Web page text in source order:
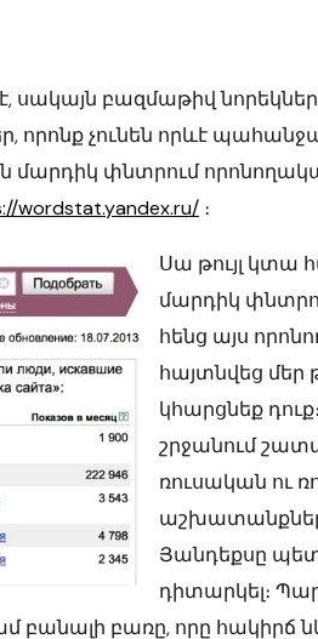
բազմաթիվ նորեկներ
որոնք չունեն որևէ
մարդիկ փնտրում
wordstat.yandex.ru/ ։
Սա թույլ կտա
մարդիկ
հենց այս
հայտնվեց մեր
կհարցնեք
շրջանում
ռուսական ու
Յանդեքսը
դիտարկել։
բանալի բառը, որը հակիրճ